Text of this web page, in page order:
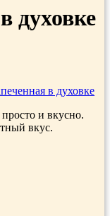
духовке
и вкусно.
вкус.